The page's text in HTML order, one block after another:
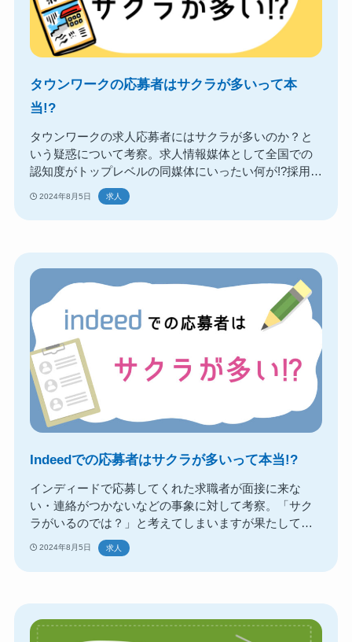
タウンワークの応募者はサクラが多いって本
当!?
タウンワークの求人応募者にはサクラが多いのか？と
いう疑惑について考察。求人情報媒体として全国での
認知度がトップレベルの同媒体にいったい何が!?採用担
当者がそう感じる理由と対策もまとめました。
2024年8月5日 求人
Indeedでの応募者はサクラが多いって本当!?
インディードで応募してくれた求職者が面接に来な
い・連絡がつかないなどの事象に対して考察。「サク
ラがいるのでは？」と考えてしまいますが果たして真
相は？どのように質の良い求職者に出会えるのか解
2024年8月5日 求人